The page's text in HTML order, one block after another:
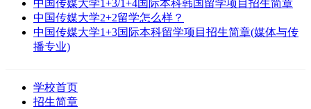
中国传媒大学1+3/1+4国际本科韩国留学项目招生简章
中国传媒大学2+2留学怎么样？
中国传媒大学1+3国际本科留学项目招生简章(媒体与传
播专业)
学校首页
招生简章